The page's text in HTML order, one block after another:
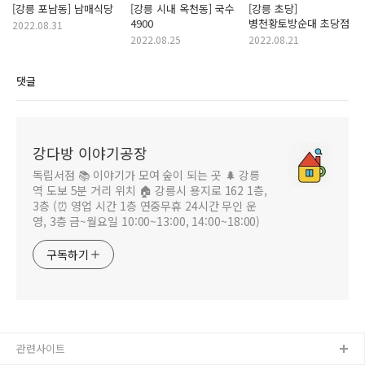
[강릉 포남동] 남매식당
2022.08.31
[강릉 시내 옥천동] 국수
4900
2022.08.25
[강릉 초당]
병천황토방순대 초당점
2022.08.21
댓글
강다방 이야기공장
독립서점 📚 이야기가 모여 숲이 되는 곳 🌲 강릉
역 도보 5분 거리 위치 🏠 강릉시 용지로 162 1층,
3층 (⏰ 영업 시간 1층 연중무휴 24시간 무인 운
영, 3층 금~월요일 10:00~13:00, 14:00~18:00)
구독하기
관련사이트